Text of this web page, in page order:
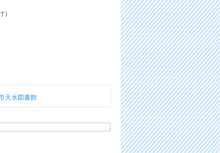
）
天水図書館